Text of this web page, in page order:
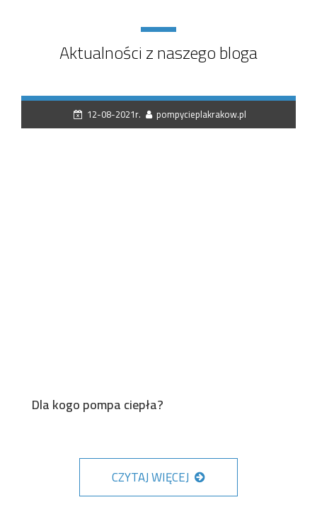
Aktualności z naszego bloga
12-08-2021r. pompycieplakrakow.pl
Dla kogo pompa ciepła?
CZYTAJ WIĘCEJ